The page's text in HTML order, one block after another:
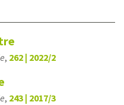
, 262 | 2022/2
, 243 | 2017/3